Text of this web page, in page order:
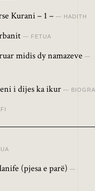
Kurani – 1 – HADITH
FETUA
midis dy namazeve
i dijes ka ikur
(pjesa e parë)